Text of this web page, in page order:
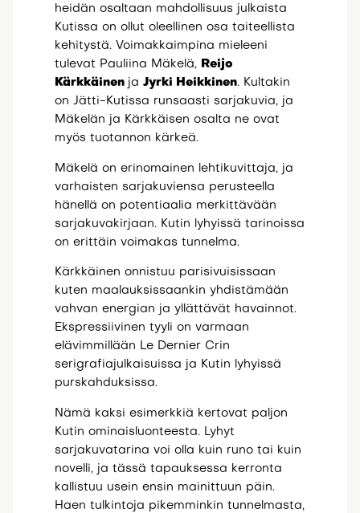
heidän osaltaan mahdollisuus julkaista
Kutissa on ollut oleellinen osa taiteellista
kehitystä. Voimakkaimpina mieleeni
tulevat Pauliina Mäkelä, Reijo
Kärkkäinen ja Jyrki Heikkinen. Kultakin
on Jätti-Kutissa runsaasti sarjakuvia, ja
Mäkelän ja Kärkkäisen osalta ne ovat
myös tuotannon kärkeä.
Mäkelä on erinomainen lehtikuvittaja, ja
varhaisten sarjakuviensa perusteella
hänellä on potentiaalia merkittävään
sarjakuvakirjaan. Kutin lyhyissä tarinoissa
on erittäin voimakas tunnelma.
Kärkkäinen onnistuu parisivuisissaan
kuten maalauksissaankin yhdistämään
vahvan energian ja yllättävät havainnot.
Ekspressiivinen tyyli on varmaan
elävimmillään Le Dernier Crin
serigrafiajulkaisuissa ja Kutin lyhyissä
purskahduksissa.
Nämä kaksi esimerkkiä kertovat paljon
Kutin ominaisluonteesta. Lyhyt
sarjakuvatarina voi olla kuin runo tai kuin
novelli, ja tässä tapauksessa kerronta
kallistuu usein ensin mainittuun päin.
Haen tulkintoja pikemminkin tunnelmasta,